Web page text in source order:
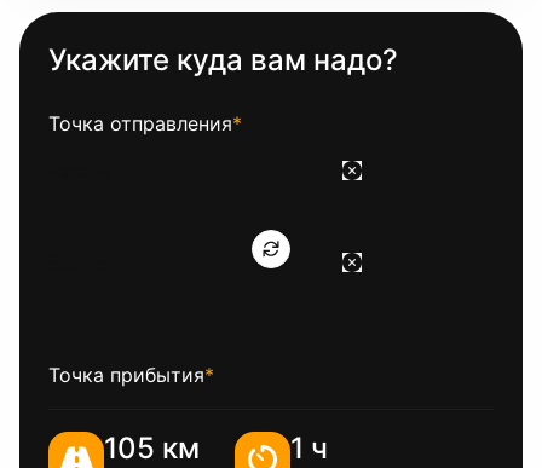
Укажите куда вам надо?
Точка отправления*
Точка прибытия*
105 км 1 ч